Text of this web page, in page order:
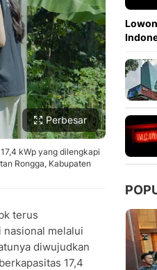
Perbesar
kWp yang dilengkapi
Rongga, Kabupaten
terus
melalui
diwujudkan
17,4